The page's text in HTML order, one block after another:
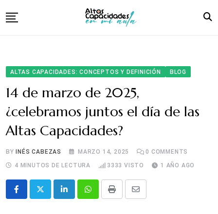
to
Aula y Atención Educativa
Libro
Sobre nosotras
ALTAS CAPACIDADES: CONCEPTOS Y DEFINICIÓN BLOG
14 de marzo de 2025,
¿celebramos juntos el día de las
Altas Capacidades?
BYINÉS CABEZAS MARZO 14, 2025 0 COMMENTS
4 MINUTOS DE LECTURA
3333 VISTO 1 AÑO AGO
LinkedInWhatsappPrint
Share